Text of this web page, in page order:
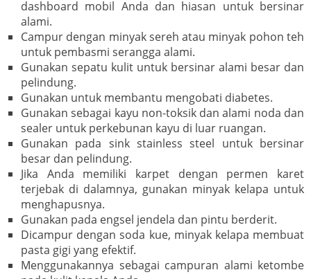
dashboard mobil Anda dan hiasan untuk bersinar
alami.
Campur dengan minyak sereh atau minyak pohon teh
untuk pembasmi serangga alami.
Gunakan sepatu kulit untuk bersinar alami besar dan
pelindung.
Gunakan untuk membantu mengobati diabetes.
Gunakan sebagai kayu non-toksik dan alami noda dan
sealer untuk perkebunan kayu di luar ruangan.
Gunakan pada sink stainless steel untuk bersinar
besar dan pelindung.
Jika Anda memiliki karpet dengan permen karet
terjebak di dalamnya, gunakan minyak kelapa untuk
menghapusnya.
Gunakan pada engsel jendela dan pintu berderit.
Dicampur dengan soda kue, minyak kelapa membuat
pasta gigi yang efektif.
Menggunakannya sebagai campuran alami ketombe